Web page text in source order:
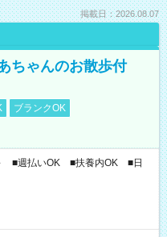
掲載日：2026.08.07
ちゃんのお散歩付
ブランクOK
■週払いOK ■扶養内OK ■日